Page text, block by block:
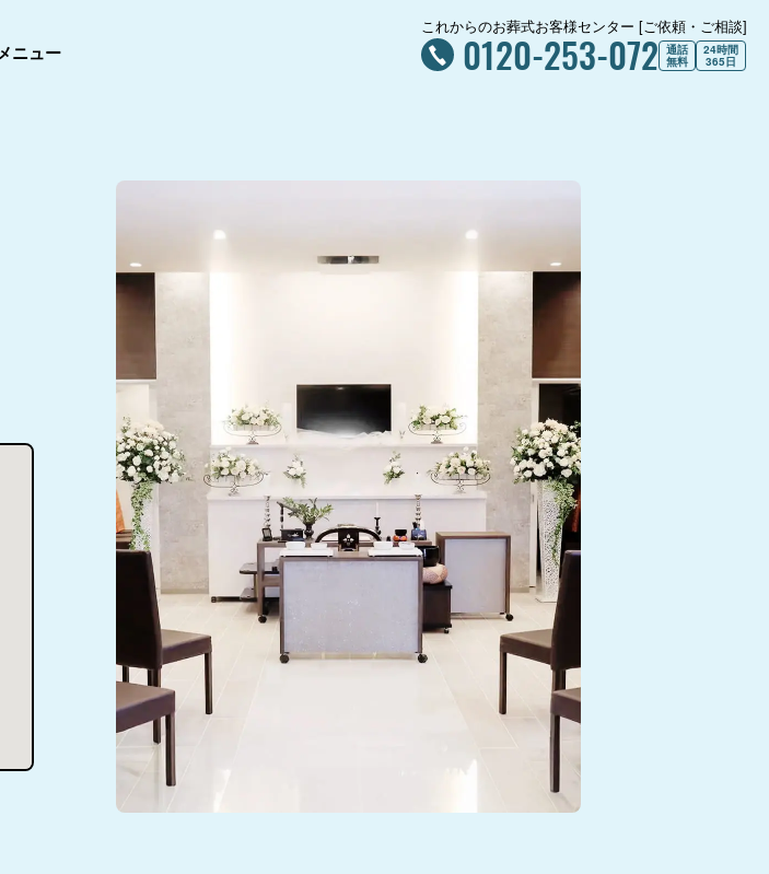
ニュー
これからのお葬式お客様センター [ご依頼・ご相談]
0120-253-072 通話
無料
24時間
365日